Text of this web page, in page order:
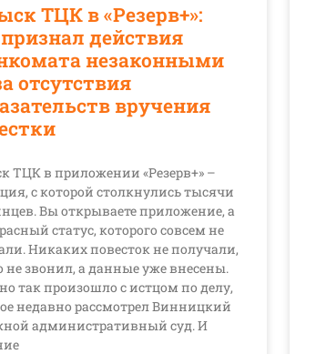
ТЦК в «Резерв+»:
действия
незаконными
отсутствия
вручения
ТЦК в приложении «Резерв+» –
с которой столкнулись тысячи
Вы открываете приложение, а
статус, которого совсем не
Никаких повесток не получали,
не звонил, а данные уже внесены.
так произошло с истцом по делу,
недавно рассмотрел Винницкий
административный суд. И